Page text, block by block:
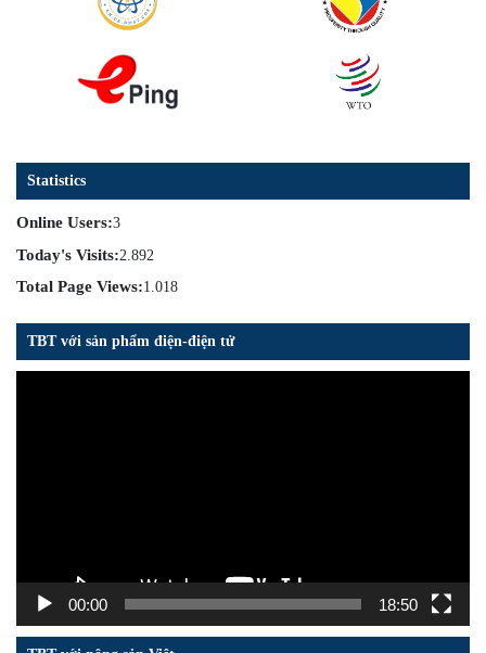
Statistics
Online Users:3
Today's Visits:2.892
Total Page Views:1.018
TBT với sản phẩm điện-điện tử
00:00 18:50